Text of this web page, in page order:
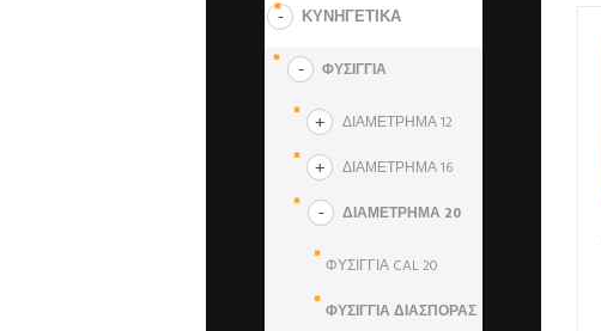
ΚΥΝΗΓΕΤΙΚΑ
ΦΥΣΙΓΓΙΑ
ΔΙΑΜΕΤΡΗΜΑ 12
ΔΙΑΜΕΤΡΗΜΑ 16
ΔΙΑΜΕΤΡΗΜΑ 20
ΦΥΣΙΓΓΙΑ CAL 20
ΦΥΣΙΓΓΙΑ ΔΙΑΣΠΟΡΑΣ